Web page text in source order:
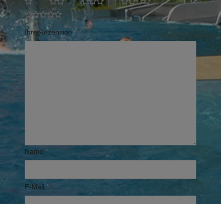
Ihre Rezension *
Name *
E-Mail *